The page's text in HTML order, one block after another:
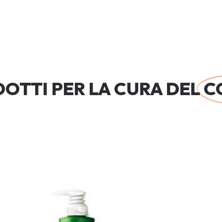
PER LA CURA DEL